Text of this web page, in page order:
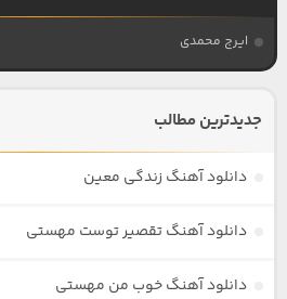
ایرج محمدی
جدیدترین مطالب
دانلود آهنگ زندگی معین
دانلود آهنگ تقصیر توست مهستی
دانلود آهنگ خوب من مهستی